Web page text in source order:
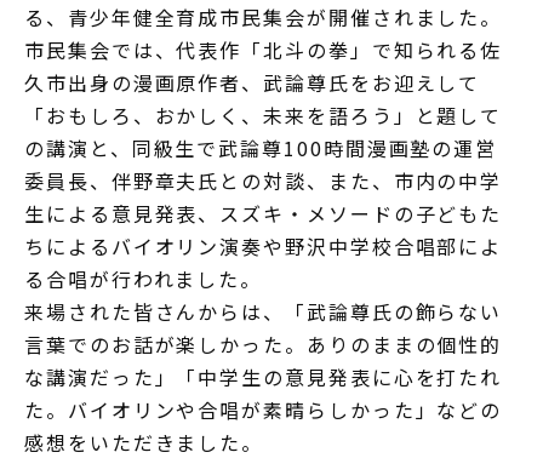
る、青少年健全育成市民集会が開催されました。
市民集会では、代表作「北斗の拳」で知られる佐
久市出身の漫画原作者、武論尊氏をお迎えして
「おもしろ、おかしく、未来を語ろう」と題して
の講演と、同級生で武論尊100時間漫画塾の運営
委員長、伴野章夫氏との対談、また、市内の中学
生による意見発表、スズキ・メソードの子どもた
ちによるバイオリン演奏や野沢中学校合唱部によ
る合唱が行われました。
来場された皆さんからは、「武論尊氏の飾らない
言葉でのお話が楽しかった。ありのままの個性的
な講演だった」「中学生の意見発表に心を打たれ
た。バイオリンや合唱が素晴らしかった」などの
感想をいただきました。